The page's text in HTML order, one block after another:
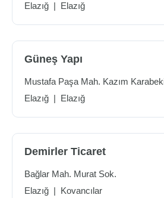
Elazığ | Elazığ
Güneş Yapı
Mustafa Paşa Mah. Kazım
Elazığ | Elazığ
Demirler Ticaret
Bağlar Mah. Murat Sok.
Elazığ | Kovancılar